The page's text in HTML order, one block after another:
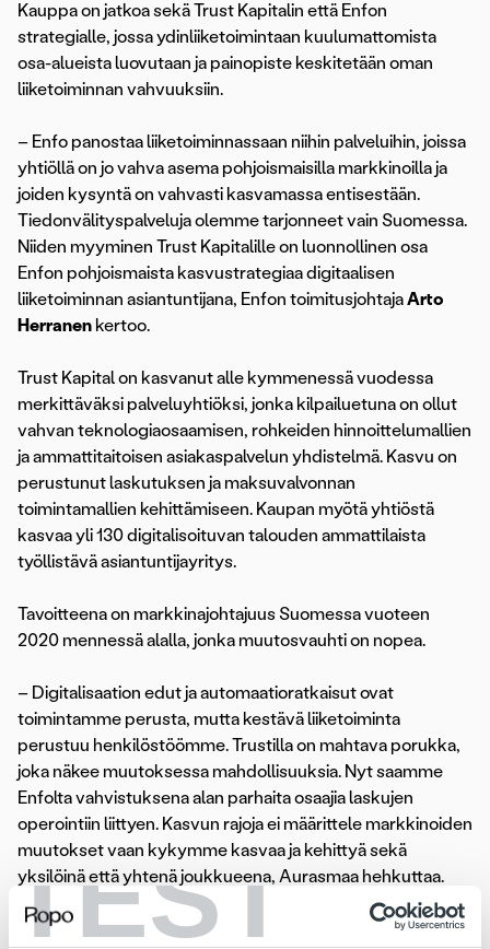
TEST
Kauppa on jatkoa sekä Trust Kapitalin että Enfon
strategialle, jossa ydinliiketoimintaan kuulumattomista
osa-alueista luovutaan ja painopiste keskitetään oman
liiketoiminnan vahvuuksiin.
– Enfo panostaa liiketoiminnassaan niihin palveluihin, joissa
yhtiöllä on jo vahva asema pohjoismaisilla markkinoilla ja
joiden kysyntä on vahvasti kasvamassa entisestään.
Tiedonvälityspalveluja olemme tarjonneet vain Suomessa.
Niiden myyminen Trust Kapitalille on luonnollinen osa
Enfon pohjoismaista kasvustrategiaa digitaalisen
liiketoiminnan asiantuntijana, Enfon toimitusjohtajaArto
Herranen kertoo.
Trust Kapital on kasvanut alle kymmenessä vuodessa
merkittäväksi palveluyhtiöksi, jonka kilpailuetuna on ollut
vahvan teknologiaosaamisen, rohkeiden hinnoittelumallien
ja ammattitaitoisen asiakaspalvelun yhdistelmä. Kasvu on
perustunut laskutuksen ja maksuvalvonnan
toimintamallien kehittämiseen. Kaupan myötä yhtiöstä
kasvaa yli 130 digitalisoituvan talouden ammattilaista
työllistävä asiantuntijayritys.
Tavoitteena on markkinajohtajuus Suomessa vuoteen
2020 mennessä alalla, jonka muutosvauhti on nopea.
– Digitalisaation edut ja automaatioratkaisut ovat
toimintamme perusta, mutta kestävä liiketoiminta
perustuu henkilöstöömme. Trustilla on mahtava porukka,
joka näkee muutoksessa mahdollisuuksia. Nyt saamme
Enfolta vahvistuksena alan parhaita osaajia laskujen
operointiin liittyen. Kasvun rajoja ei määrittele markkinoiden
muutokset vaan kykymme kasvaa ja kehittyä sekä
yksilöinä että yhtenä joukkueena, Aurasmaa hehkuttaa.
KPY merkittäväksi vähemmistöosakkaaksi